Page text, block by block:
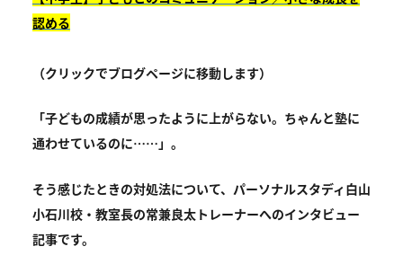
認める
（クリックでブログページに移動します）
「子どもの成績が思ったように上がらない。ちゃんと塾に
通わせているのに……」。
そう感じたときの対処法について、パーソナルスタディ白山
小石川校・教室長の常兼良太トレーナーへのインタビュー
記事です。